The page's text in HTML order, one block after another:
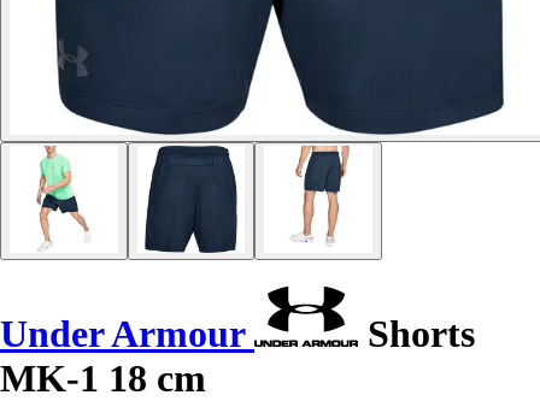
Under Armour
Shorts
MK-1 18 cm